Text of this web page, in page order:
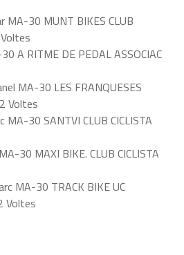
MA-30 MUNT BIKES CLUB
A RITME DE PEDAL ASSOCIAC
MA-30 LES FRANQUESES
Voltes
MA-30 SANTVI CLUB CICLISTA
30 MAXI BIKE. CLUB CICLISTA
MA-30 TRACK BIKE UC
Voltes